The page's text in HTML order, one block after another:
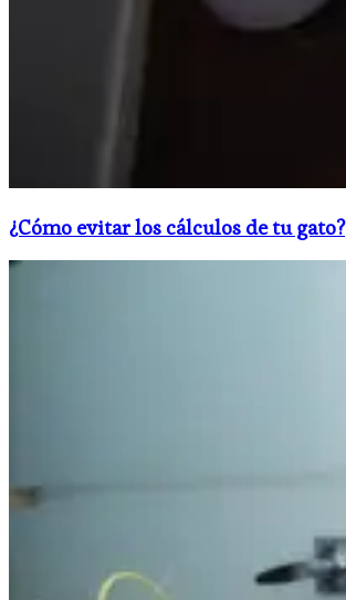
¿Cómo evitar los cálculos de tu gato?